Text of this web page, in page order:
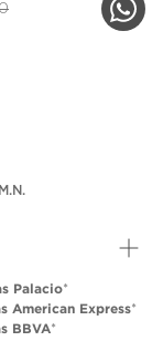
Palacio*
American Express*
BBVA*